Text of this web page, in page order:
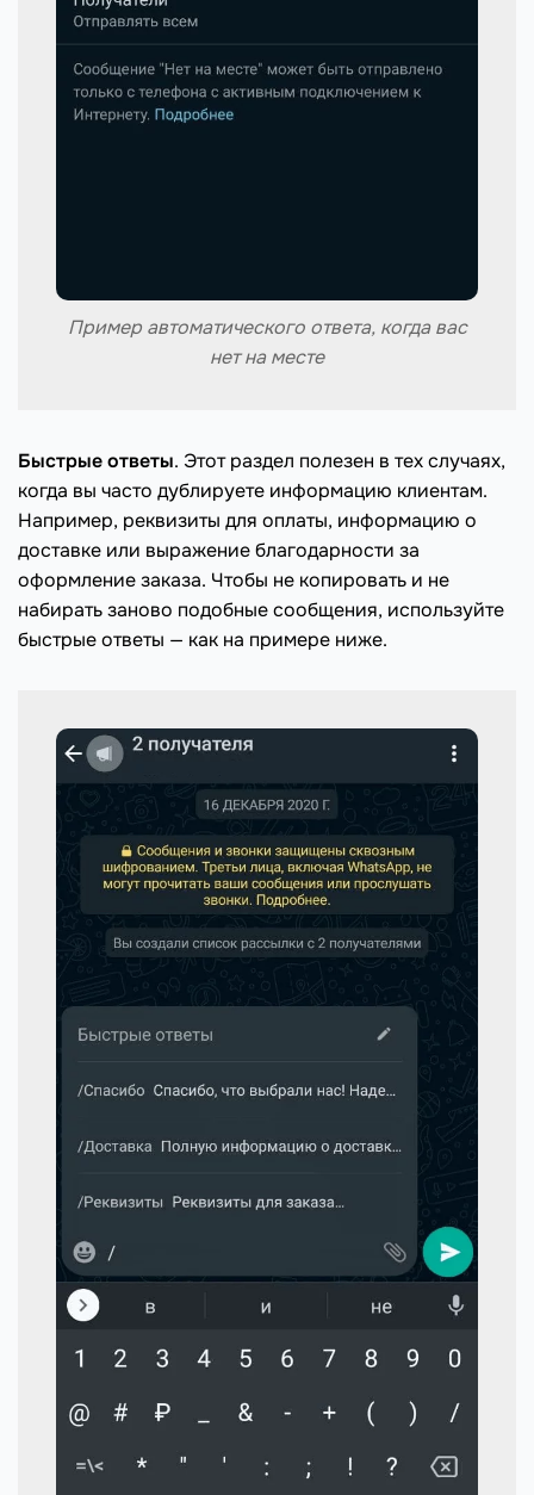
Пример автоматического ответа, когда вас
нет на месте
Быстрые ответы. Этот раздел полезен в тех случаях,
когда вы часто дублируете информацию клиентам.
Например, реквизиты для оплаты, информацию о
доставке или выражение благодарности за
оформление заказа. Чтобы не копировать и не
набирать заново подобные сообщения, используйте
быстрые ответы — как на примере ниже.